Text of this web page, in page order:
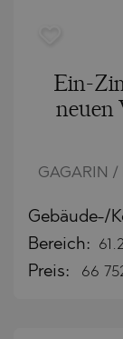
Ein-
neuen
GAGARIN /
Gebäude-/
Bereich:
Preis: 66